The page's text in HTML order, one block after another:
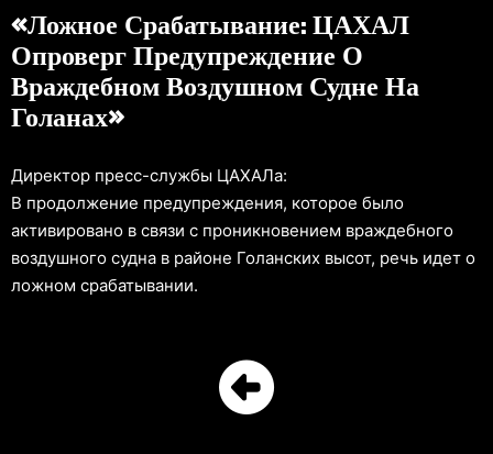
«Ложное Срабатывание: ЦАХАЛ
Опроверг Предупреждение О
Враждебном Воздушном Судне На
Голанах»
Директор пресс-службы ЦАХАЛа:
В продолжение предупреждения, которое было
активировано в связи с проникновением враждебного
воздушного судна в районе Голанских высот, речь идет о
ложном срабатывании.